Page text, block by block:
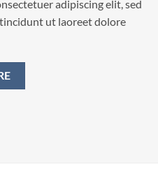
adipiscing elit, sed
ut laoreet dolore